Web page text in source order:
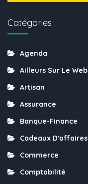
Catégories
Agenda
Ailleurs Sur Le Web
Artisan
Assurance
Banque-Finance
Cadeaux D'affaires
Commerce
Comptabilité